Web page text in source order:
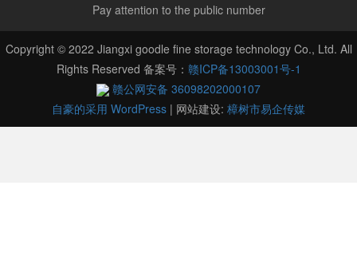
Pay attention to the public number
Copyright © 2022 Jiangxi goodle fine storage technology Co., Ltd. All
Rights Reserved 备案号： 赣ICP备13003001号-1
赣公网安备 36098202000107
自豪的采用 WordPress | 网站建设: 樟树市易企传媒